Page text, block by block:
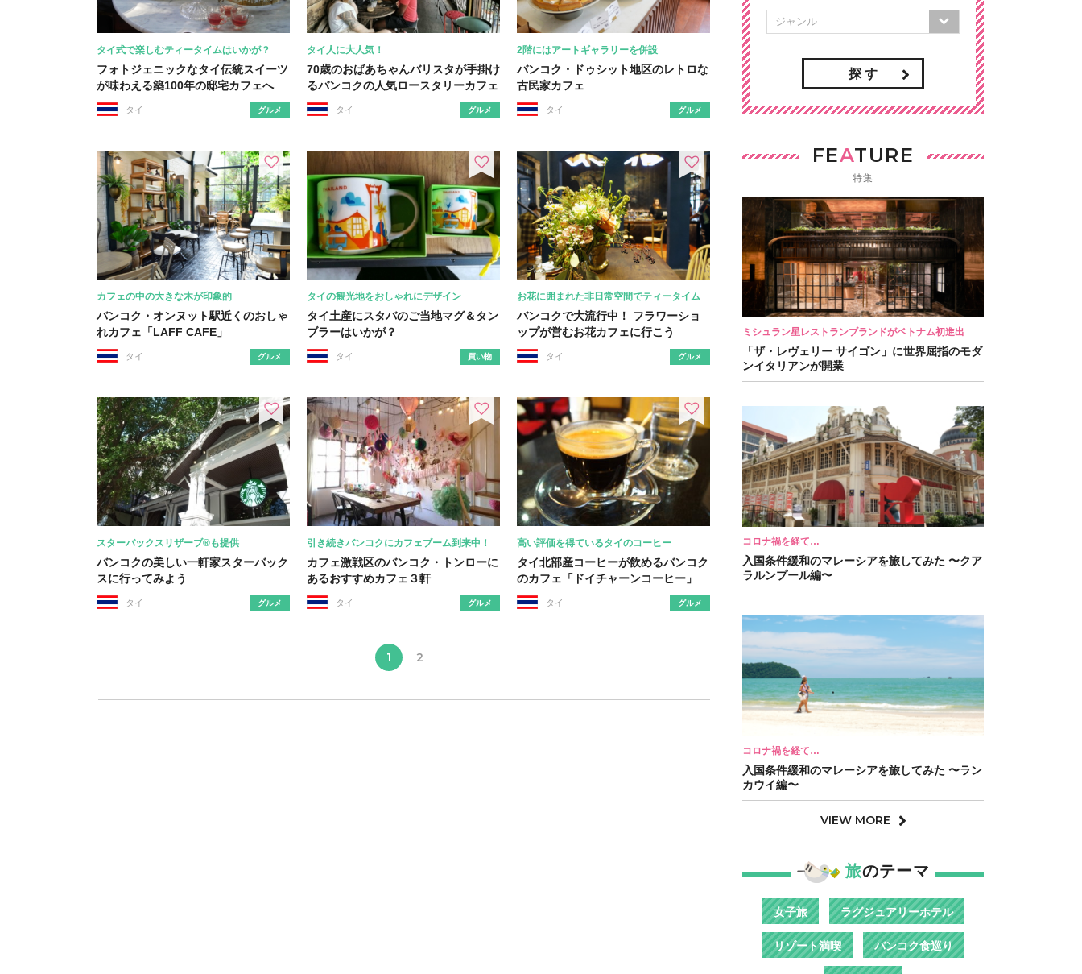
タイ式で楽しむティータイムはいかが？
フォトジェニックなタイ伝統スイーツ
が味わえる築100年の邸宅カフェへ
タイ グルメ
タイ人に大人気！
70歳のおばあちゃんバリスタが手掛け
るバンコクの人気ロースタリーカフェ
タイ グルメ
2階にはアートギャラリーを併設
バンコク・ドゥシット地区のレトロな
古民家カフェ
タイ グルメ
カフェの中の大きな木が印象的
バンコク・オンヌット駅近くのおしゃ
れカフェ「LAFF CAFE」
タイ グルメ
タイの観光地をおしゃれにデザイン
タイ土産にスタバのご当地マグ＆タン
ブラーはいかが？
タイ 買い物
お花に囲まれた非日常空間でティータイム
バンコクで大流行中！ フラワーショ
ップが営むお花カフェに行こう
タイ グルメ
スターバックスリザーブ®も提供
バンコクの美しい一軒家スターバック
スに行ってみよう
タイ グルメ
引き続きバンコクにカフェブーム到来中！
カフェ激戦区のバンコク・トンローに
あるおすすめカフェ３軒
タイ グルメ
高い評価を得ているタイのコーヒー
タイ北部産コーヒーが飲めるバンコク
のカフェ「ドイチャーンコーヒー」
タイ グルメ
1 2
探 す
FEATURE
特集
ミシュラン星レストランブランドがベトナム初進出
「ザ・レヴェリー サイゴン」に世界屈指のモダ
ンイタリアンが開業
コロナ禍を経て…
入国条件緩和のマレーシアを旅してみた 〜クア
ラルンプール編〜
コロナ禍を経て…
入国条件緩和のマレーシアを旅してみた 〜ラン
カウイ編〜
VIEW MORE
旅のテーマ
女子旅 ラグジュアリーホテル
リゾート満喫 バンコク食巡り